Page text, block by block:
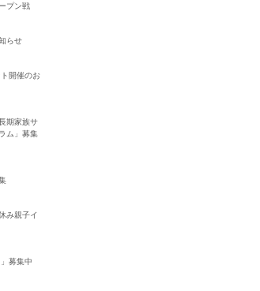
プン戦
らせ
開催のお
期家族サ
ム」募集
み親子イ
募集中